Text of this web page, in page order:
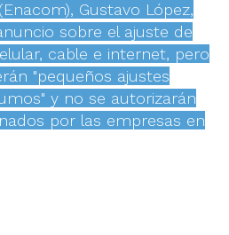
Gustavo López,
sobre el ajuste de
cable e internet, pero
"pequeños ajustes
y no se autorizarán
por las empresas en